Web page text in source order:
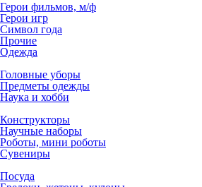
Герои фильмов, м/ф
Герои игр
Символ года
Прочие
Одежда
Головные уборы
Предметы одежды
Наука и хобби
Конструкторы
Научные наборы
Роботы, мини роботы
Сувениры
Посуда